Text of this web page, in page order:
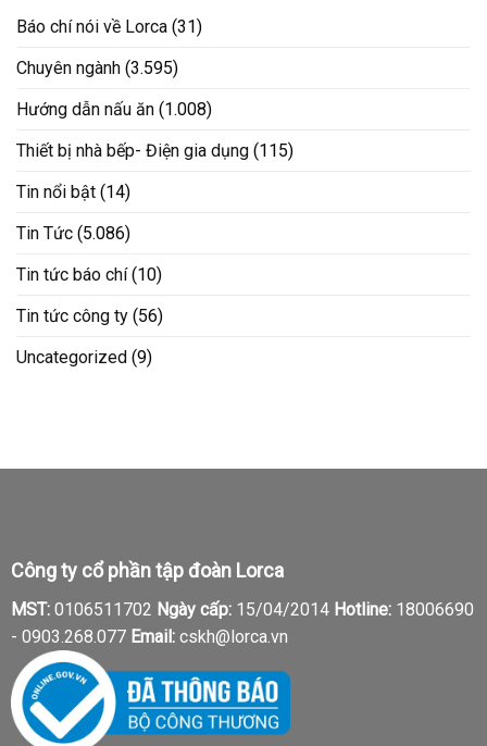
Báo chí nói về Lorca (31)
Chuyên ngành (3.595)
Hướng dẫn nấu ăn (1.008)
Thiết bị nhà bếp- Điện gia dụng (115)
Tin nổi bật (14)
Tin Tức (5.086)
Tin tức báo chí(10)
Tin tức công ty (56)
Uncategorized (9)
Công ty cổ phần tập đoàn Lorca
MST:0106511702 Ngày cấp:15/04/2014 Hotline:18006690
- 0903.268.077 Email:cskh@lorca.vn